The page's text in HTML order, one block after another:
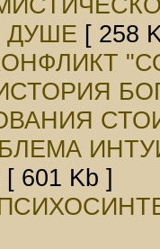
ДУШЕ [ 258
ИСТОРИЯ
[ 601 Kb ]